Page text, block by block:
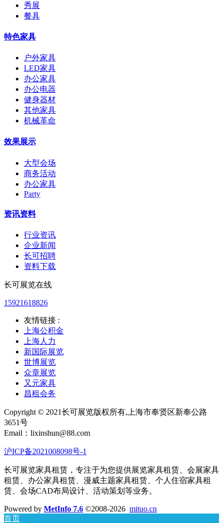
秀展
餐具
特色家具
户外家具
LED家具
办公家具
办公电器
健身器材
其他家具
机械革命
效果展示
大型会场
商务活动
办公家具
Party
资讯资料
行业资讯
企业新闻
长可招聘
资料下载
长可展览在线
15921618826
友情链接 :
上海公积金
上海人力
新国际展览
世博展览
众章展览
又元家具
昌租会务
Copyright © 2021长可展览版权所有,上海市奉贤区新奉公路
3651号
Email：lixinshun@88.com
沪ICP备2021008098号-1
长可展览家具租赁，专注于为您提供展览家具租赁、会展家具
租赁、办公家具租赁、漫威主题家具租赁、个人住宿家具租
赁、会场CAD布局设计、活动策划等业务。
Powered by MetInfo 7.6 ©2008-2026 mituo.cn
首页